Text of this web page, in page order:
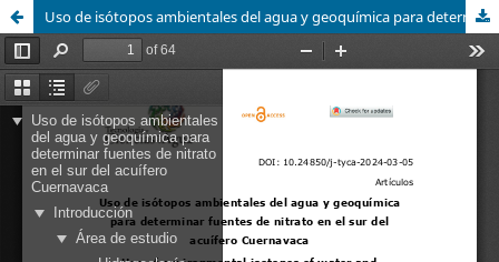
Uso de isótopos ambientales del agua y geoquímica para determinar fuentes de nitrato en el sur del acuífero Cuernavaca